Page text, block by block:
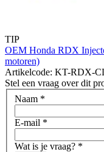
TIP
OEM Honda RDX
motoren)
Artikelcode: KT-RDX-
Stel een vraag over dit
Naam *
E-mail *
Wat is je vraag? *